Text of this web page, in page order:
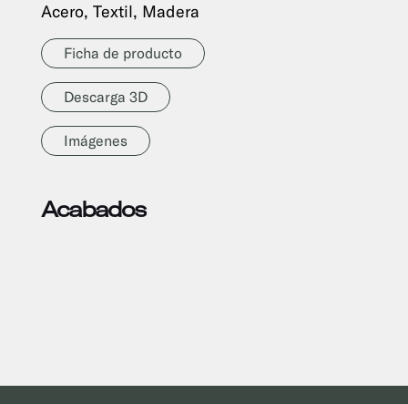
Acero, Textil, Madera
Ficha de producto
Descarga 3D
Imágenes
Acabados